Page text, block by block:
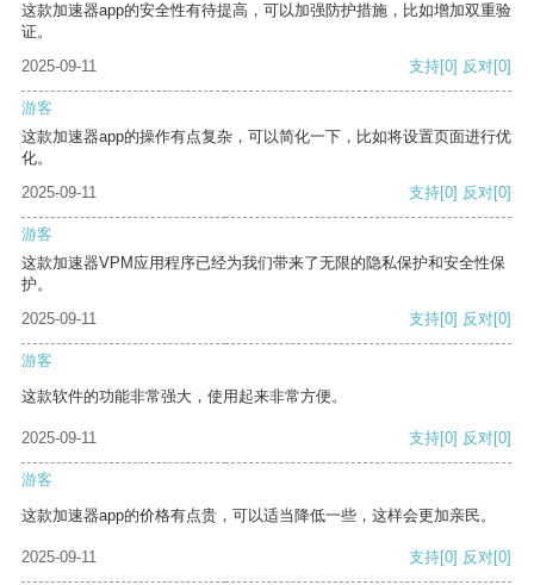
这款加速器app的安全性有待提高，可以加强防护措施，比如增加双重验
证。
2025-09-11
支持[0] 反对[0]
游客
这款加速器app的操作有点复杂，可以简化一下，比如将设置页面进行优
化。
2025-09-11
支持[0] 反对[0]
游客
这款加速器VPM应用程序已经为我们带来了无限的隐私保护和安全性保
护。
2025-09-11
支持[0] 反对[0]
游客
这款软件的功能非常强大，使用起来非常方便。
2025-09-11 支持[0] 反对[0]
游客
这款加速器app的价格有点贵，可以适当降低一些，这样会更加亲民。
2025-09-11 支持[0] 反对[0]